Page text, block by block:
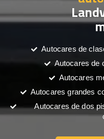
Autocares de
Autocares de
Autocares
Autocares grandes
Autocares de dos